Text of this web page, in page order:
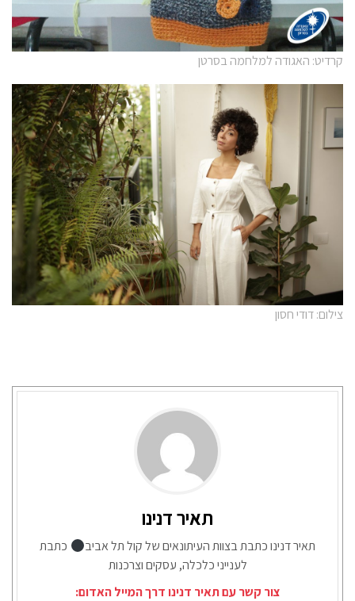
קרדיט: האגודה למלחמה בסרטן
צילום: דודי חסון
תאיר דנינו
תאיר דנינו כתבת בצוות העיתונאים של קול תל אביב
כתבת
לענייני כלכלה, עסקים וצרכנות
צור קשר עם תאיר דנינו דרך המייל האדום: